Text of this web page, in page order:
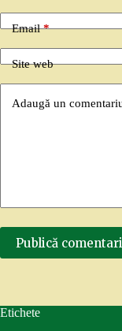
Email*
Site web
Adaugă un
Publică
Etichete